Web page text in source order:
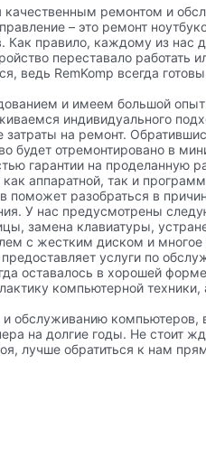
качественным ремонтом и
– это ремонт
Как правило, каждому из нас
переставало работать
ведь RemKomp всегда
и имеем большой
индивидуального
затраты на ремонт.
будет отремонтировано в
гарантии на проделанную
аппаратной, так и
разобраться в
У нас предусмотрены
замена клавиатуры,
с жестким диском и многое
услуги по
оставалось в хорошей
компьютерной техники,
обслуживанию компьютеров,
на долгие годы. Не стоит
лучше обратиться к нам